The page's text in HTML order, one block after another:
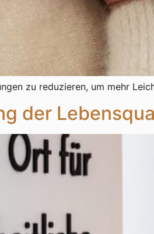
zu reduzieren, um mehr
der